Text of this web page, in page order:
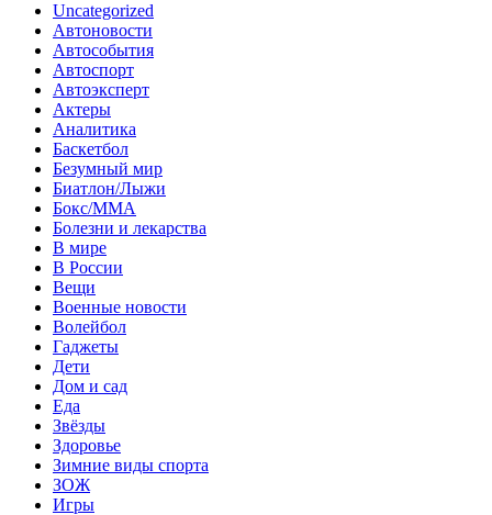
Uncategorized
Автоновости
Автособытия
Автоспорт
Автоэксперт
Актеры
Аналитика
Баскетбол
Безумный мир
Биатлон/Лыжи
Бокс/MMA
Болезни и лекарства
В мире
В России
Вещи
Военные новости
Волейбол
Гаджеты
Дети
Дом и сад
Еда
Звёзды
Здоровье
Зимние виды спорта
ЗОЖ
Игры